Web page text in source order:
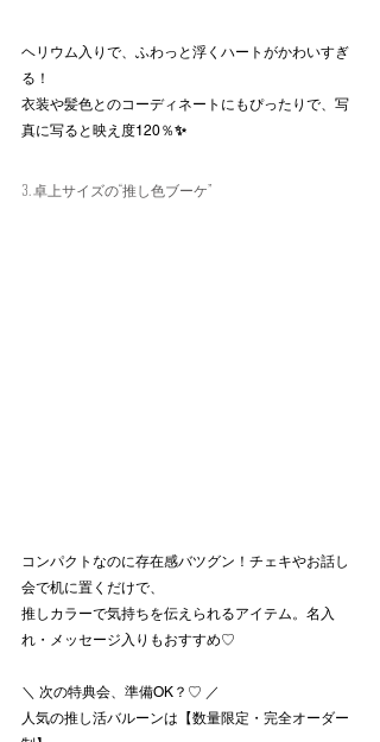
ヘリウム入りで、ふわっと浮くハートがかわいすぎ
る！
衣装や髪色とのコーディネートにもぴったりで、写
真に写ると映え度120％✨
3. 卓上サイズの“推し色ブーケ”
コンパクトなのに存在感バツグン！チェキやお話し
会で机に置くだけで、
推しカラーで気持ちを伝えられるアイテム。名入
れ・メッセージ入りもおすすめ♡
＼ 次の特典会、準備OK？♡ ／
人気の推し活バルーンは【数量限定・完全オーダー